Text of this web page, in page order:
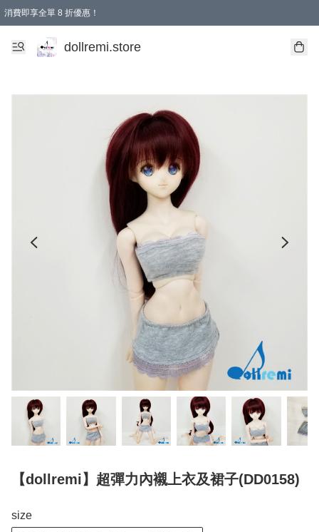
消費即享全單 8 折優惠！
購物滿 HKD 1500.00即享免運費優惠！（適用於 本地送貨、本地取貨、國際送貨 )
dollremi.store
【dollremi】超彈力內襯上衣及裙子(DD0158)
size